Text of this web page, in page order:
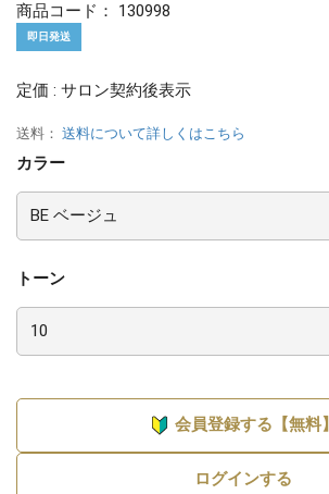
商品コード： 130998
即日発送
定価 : サロン契約後表示
送料： 送料について詳しくはこちら
カラー
トーン
会員登録する【無料】
ログインする